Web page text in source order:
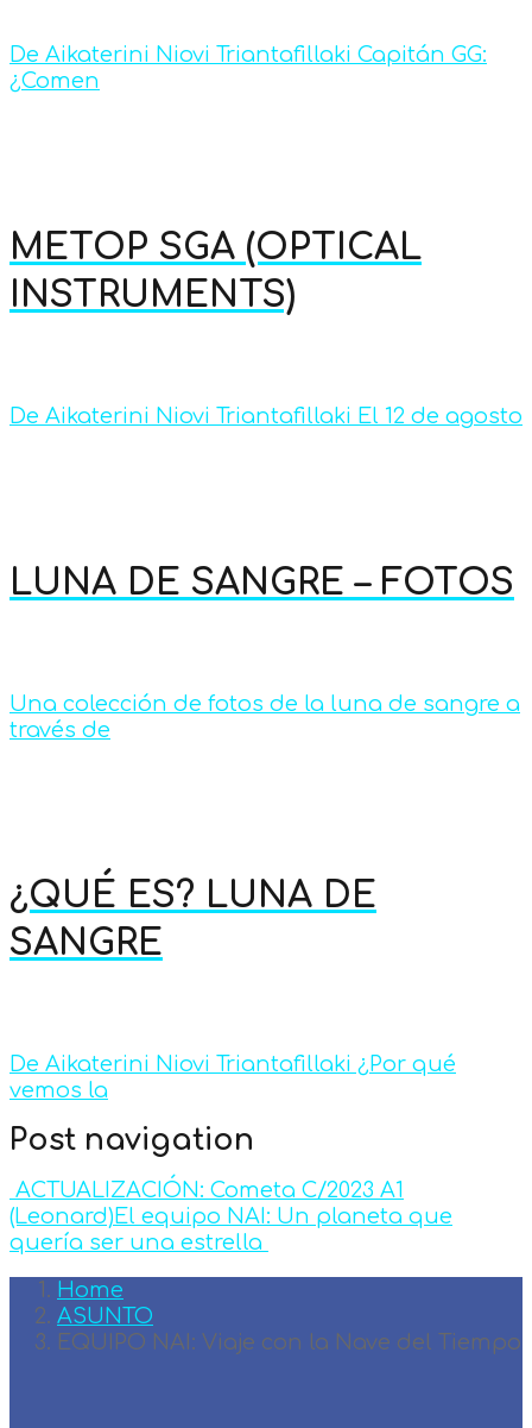
De Aikaterini Niovi Triantafillaki Capitán GG:
¿Comen
METOP SGA (OPTICAL
INSTRUMENTS)
De Aikaterini Niovi Triantafillaki El 12 de agosto
LUNA DE SANGRE – FOTOS
Una colección de fotos de la luna de sangre a
través de
¿QUÉ ES? LUNA DE
SANGRE
De Aikaterini Niovi Triantafillaki ¿Por qué
vemos la
Post navigation
ACTUALIZACIÓN: Cometa C/2023 A1
(Leonard)El equipo NAI: Un planeta que
quería ser una estrella
Home
ASUNTO
EQUIPO NAI: Viaje con la Nave del Tiempo